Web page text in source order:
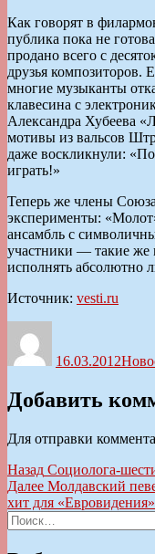
Как говорят в
публика пока не
продано всего с
друзья композиторов.
многие музыканты
клавесина с
Александра Хубеева
мотивы из вальсов
даже воскликнули:
играть!»
Теперь же члены
эксперименты:
ансамбль с
участники — такие
исполнять абсолютно
Источник: vesti.ru
16.03.2012
Добавить
Для отправки
Навигация
по
записям
Назад Предыдущая
запись:
Социолога-
Далее Следующая
запись:
Молдавский
хит для «Евровидения»
Искать: